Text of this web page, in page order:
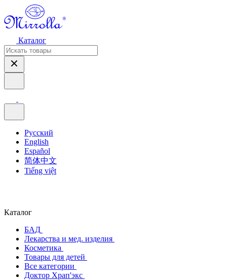
Каталог
Русский
English
Español
简体中文
Tiếng việt
Каталог
БАД
Лекарства и мед. изделия
Косметика
Товары для детей
Все категории
Доктор Храп'экс